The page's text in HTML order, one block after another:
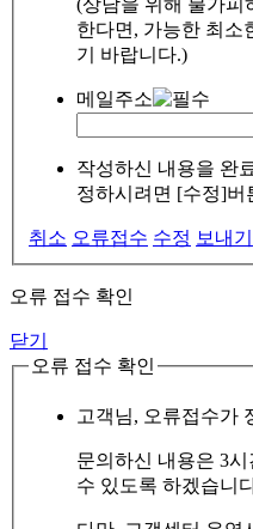
한다면, 가능한 최소
기 바랍니다.)
메일주소
작성하신 내용을 완
정하시려면 [수정]버
취소 오류접수 수정 보내기
오류 접수 확인
닫기
오류 접수 확인
고객님, 오류접수가
문의하신 내용은 3
수 있도록 하겠습니